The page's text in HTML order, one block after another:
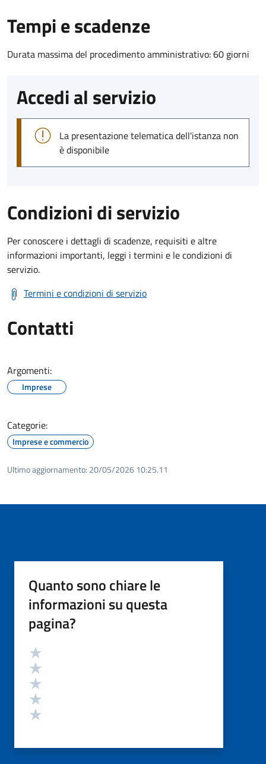
Tempi e scadenze
Durata massima del procedimento amministrativo: 60 giorni
Accedi al servizio
La presentazione telematica dell'istanza non
è disponibile
Condizioni di servizio
Per conoscere i dettagli di scadenze, requisiti e altre
informazioni importanti, leggi i termini e le condizioni di
servizio.
Termini e condizioni di servizio
Contatti
Argomenti:
Imprese
Categorie:
Imprese e commercio
Ultimo aggiornamento: 20/05/2026 10:25.11
Quanto sono chiare le
informazioni su questa
pagina?
Valutazione